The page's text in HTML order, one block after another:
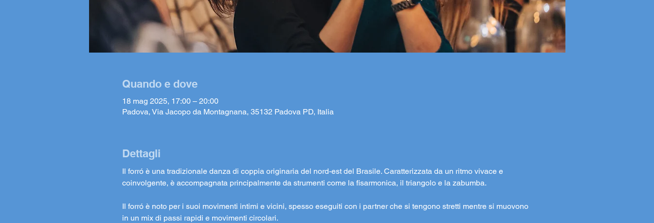
Quando e dove
18 mag 2025, 17:00 – 20:00
Padova, Via Jacopo da Montagnana, 35132 Padova PD, Italia
Dettagli
Il forró è una tradizionale danza di coppia originaria del nord-est del Brasile. Caratterizzata da un ritmo vivace e
coinvolgente, è accompagnata principalmente da strumenti come la fisarmonica, il triangolo e la zabumba.
Il forró è noto per i suoi movimenti intimi e vicini, spesso eseguiti con i partner che si tengono stretti mentre si muovono
in un mix di passi rapidi e movimenti circolari.